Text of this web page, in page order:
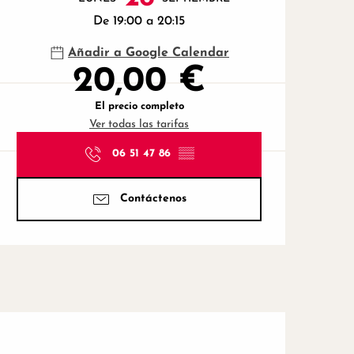
De 19:00 a 20:15
Añadir a Google Calendar
20,00 €
El precio completo
Ver todas las tarifas
06 51 47 86 ▒▒
Contáctenos